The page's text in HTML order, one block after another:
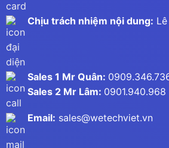
Chịu trách nhiệm nội dung:
Sales 1 Mr Quân:
Sales 2 Mr Lâm: 0901.940.968
Email: sales@wetechviet.vn